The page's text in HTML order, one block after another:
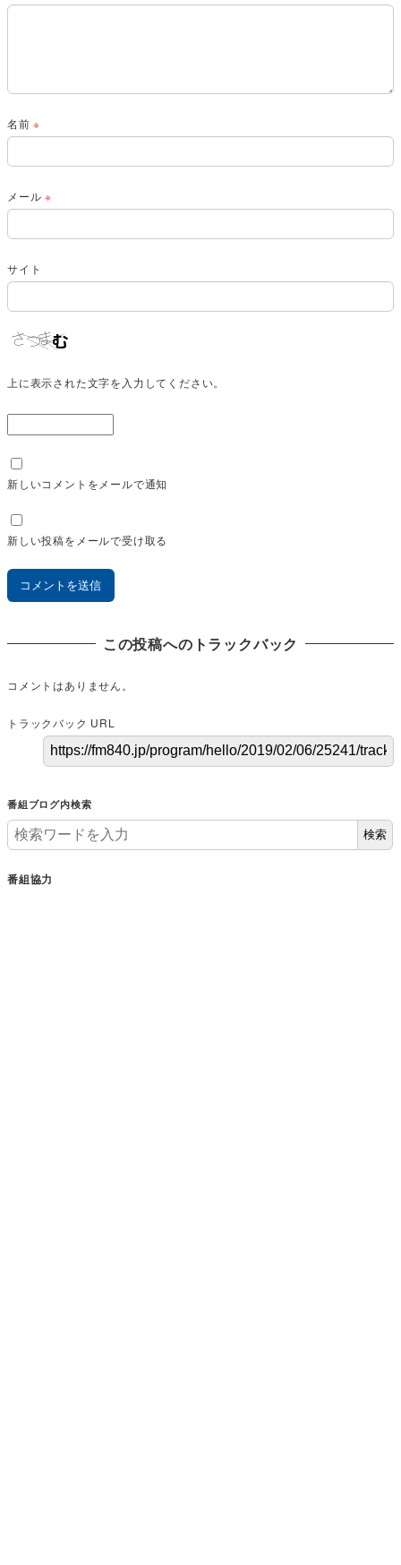
名前※
メール※
サイト
上に表示された文字を入力してください。
新しいコメントをメールで通知
新しい投稿をメールで受け取る
この投稿へのトラックバック
コメントはありません。
トラックバック URL
番組ブログ内検索
検索
番組協力